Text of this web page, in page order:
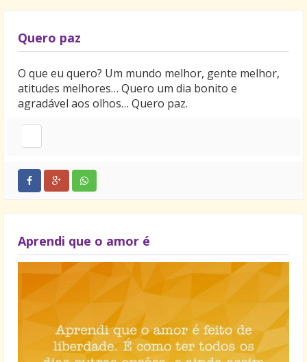
Quero paz
O que eu quero? Um mundo melhor, gente melhor,
atitudes melhores… Quero um dia bonito e
agradável aos olhos… Quero paz.
Aprendi que o amor é